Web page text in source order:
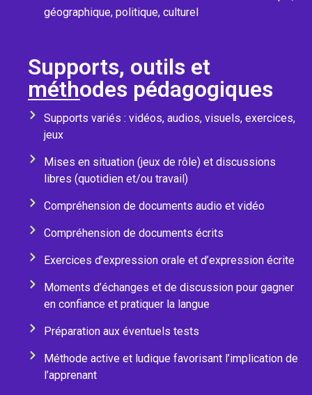
géographique, politique, culturel
Supports, outils et
méthodes pédagogiques
Supports variés : vidéos, audios, visuels, exercices,
jeux
Mises en situation (jeux de rôle) et discussions
libres (quotidien et/ou travail)
Compréhension de documents audio et vidéo
Compréhension de documents écrits
Exercices d’expression orale et d’expression écrite
Moments d’échanges et de discussion pour gagner
en confiance et pratiquer la langue
Préparation aux éventuels tests
Méthode active et ludique favorisant l’implication de
l’apprenant